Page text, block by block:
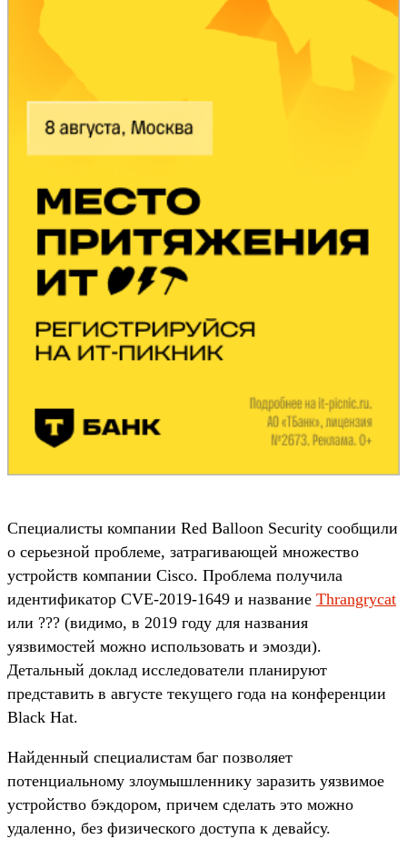
Специалисты компании Red Balloon Security сообщили
о серьезной проблеме, затрагивающей множество
устройств компании Cisco. Проблема получила
идентификатор CVE-2019-1649 и название Thrangrycat
или ??? (видимо, в 2019 году для названия
уязвимостей можно использовать и эмозди).
Детальный доклад исследователи планируют
представить в августе текущего года на конференции
Black Hat.
Найденный специалистам баг позволяет
потенциальному злоумышленнику заразить уязвимое
устройство бэкдором, причем сделать это можно
удаленно, без физического доступа к девайсу.